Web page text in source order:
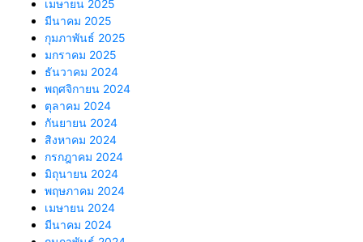
เมษายน 2025
มีนาคม 2025
กุมภาพันธ์ 2025
มกราคม 2025
ธันวาคม 2024
พฤศจิกายน 2024
ตุลาคม 2024
กันยายน 2024
สิงหาคม 2024
กรกฎาคม 2024
มิถุนายน 2024
พฤษภาคม 2024
เมษายน 2024
มีนาคม 2024